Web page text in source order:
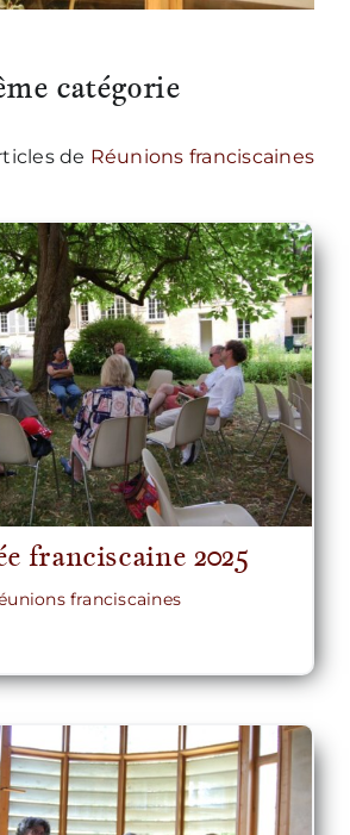
catégorie
de Réunions franciscaines
franciscaine 2025
franciscaines